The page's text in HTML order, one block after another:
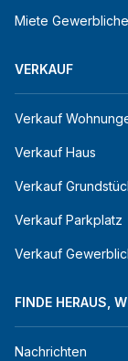
Miete
VERKAUF
Verkauf
Verkauf Haus
Verkauf
Verkauf Parkplatz
Verkauf
FINDE HERAUS,
Nachrichten